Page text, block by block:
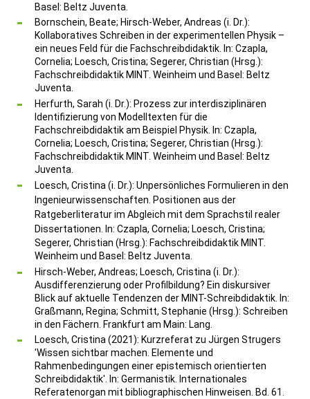
Basel: Beltz Juventa.
Bornschein, Beate; Hirsch-Weber, Andreas (i. Dr.):
Kollaboratives Schreiben in der experimentellen Physik –
ein neues Feld für die Fachschreibdidaktik. In: Czapla,
Cornelia; Loesch, Cristina; Segerer, Christian (Hrsg.):
Fachschreibdidaktik MINT. Weinheim und Basel: Beltz
Juventa.
Herfurth, Sarah (i. Dr.): Prozess zur interdisziplinären
Identifizierung von Modelltexten für die
Fachschreibdidaktik am Beispiel Physik. In: Czapla,
Cornelia; Loesch, Cristina; Segerer, Christian (Hrsg.):
Fachschreibdidaktik MINT. Weinheim und Basel: Beltz
Juventa.
Loesch, Cristina (i. Dr.): Unpersönliches Formulieren in den
Ingenieurwissenschaften. Positionen aus der
Ratgeberliteratur im Abgleich mit dem Sprachstil realer
Dissertationen . In: Czapla, Cornelia; Loesch, Cristina;
Segerer, Christian (Hrsg.): Fachschreibdidaktik MINT.
Weinheim und Basel: Beltz Juventa.
Hirsch-Weber, Andreas; Loesch, Cristina (i. Dr.):
Ausdifferenzierung oder Profilbildung? Ein diskursiver
Blick auf aktuelle Tendenzen der MINT-Schreibdidaktik. In:
Graßmann, Regina; Schmitt, Stephanie (Hrsg.): Schreiben
in den Fächern. Frankfurt am Main: Lang.
Loesch, Cristina (2021): Kurzreferat zu Jürgen Strugers
'Wissen sichtbar machen. Elemente und
Rahmenbedingungen einer epistemisch orientierten
Schreibdidaktik'. In: Germanistik. Internationales
Referatenorgan mit bibliographischen Hinweisen. Bd. 61.